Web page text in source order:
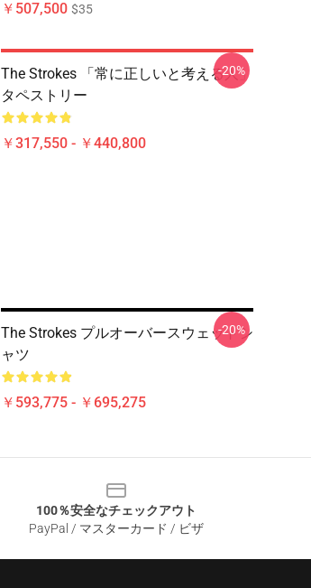
￥507,500 $35
The Strokes 「常に正しいと考える人」
タペストリー
￥317,550 - ￥440,800
-20%
The Strokes プルオーバースウェットシ
ャツ
￥593,775 - ￥695,275
-20%
100％安全なチェックアウト
PayPal / マスターカード / ビザ